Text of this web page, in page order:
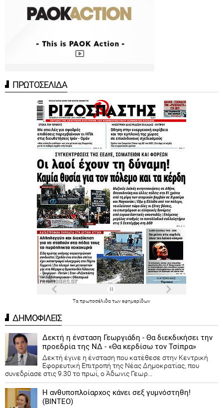
ΠΡΩΤΟΣΕΛΙΔΑ
Ταπρωτοσέλιδατωνεφημερίδων
ΔΗΜΟΦΙΛΕΙΣ
Δεκτή η ένσταση Γεωργιάδη - Θα διεκδικήσει την
προεδρία της ΝΔ - «Θα κερδίσω τον Τσίπρα»
Δεκτή έγινε η ένσταση που κατέθεσε στην Κεντρική
Εφορευτική Επιτροπή της Νέας Δημοκρατίας, που
συνεδρίασε στις 9.30 το πρωί, ο Άδωνις Γεωρ...
Η ανθυποπλοίαρχος κάνει σεξ γυμνόστηθη!
(ΒΙΝΤΕΟ)